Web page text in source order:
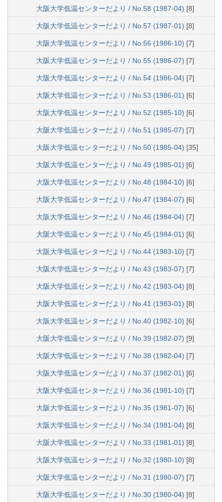
大阪大学低温センターだより / No.58 (1987-04) [8]
大阪大学低温センターだより / No.57 (1987-01) [8]
大阪大学低温センターだより / No.56 (1986-10) [7]
大阪大学低温センターだより / No.55 (1986-07) [7]
大阪大学低温センターだより / No.54 (1986-04) [7]
大阪大学低温センターだより / No.53 (1986-01) [6]
大阪大学低温センターだより / No.52 (1985-10) [6]
大阪大学低温センターだより / No.51 (1985-07) [7]
大阪大学低温センターだより / No.50 (1985-04) [35]
大阪大学低温センターだより / No.49 (1985-01) [6]
大阪大学低温センターだより / No.48 (1984-10) [6]
大阪大学低温センターだより / No.47 (1984-07) [6]
大阪大学低温センターだより / No.46 (1984-04) [7]
大阪大学低温センターだより / No.45 (1984-01) [6]
大阪大学低温センターだより / No.44 (1983-10) [7]
大阪大学低温センターだより / No.43 (1983-07) [7]
大阪大学低温センターだより / No.42 (1983-04) [8]
大阪大学低温センターだより / No.41 (1983-01) [8]
大阪大学低温センターだより / No.40 (1982-10) [6]
大阪大学低温センターだより / No.39 (1982-07) [9]
大阪大学低温センターだより / No.38 (1982-04) [7]
大阪大学低温センターだより / No.37 (1982-01) [6]
大阪大学低温センターだより / No.36 (1981-10) [7]
大阪大学低温センターだより / No.35 (1981-07) [6]
大阪大学低温センターだより / No.34 (1981-04) [8]
大阪大学低温センターだより / No.33 (1981-01) [8]
大阪大学低温センターだより / No.32 (1980-10) [8]
大阪大学低温センターだより / No.31 (1980-07) [7]
大阪大学低温センターだより / No.30 (1980-04) [8]